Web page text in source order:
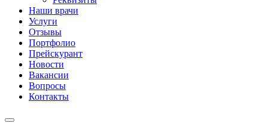
Наши врачи
Услуги
Отзывы
Портфолио
Прейскурант
Новости
Вакансии
Вопросы
Контакты